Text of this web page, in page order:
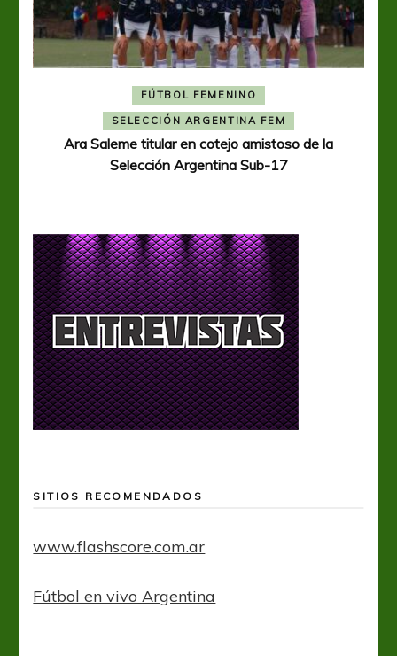
FÚTBOL FEMENINO
SELECCIÓN ARGENTINA FEM
Ara Saleme titular en cotejo amistoso de la
Selección Argentina Sub-17
SITIOS RECOMENDADOS
www.flashscore.com.ar
Fútbol en vivo Argentina